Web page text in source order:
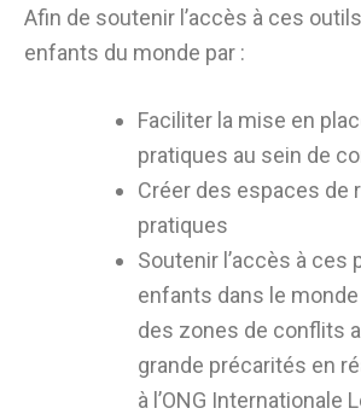
Afin de soutenir l’accès à ces
enfants du monde par :
Faciliter la mise en
pratiques au sein de
Créer des espaces de
pratiques
Soutenir l’accès à ces
enfants dans le
des zones de conflits
grande précarités en
à l’ONG Internationale